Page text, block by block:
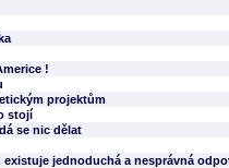
!
projektům
stojí
se nic dělat
jednoduchá a nesprávná